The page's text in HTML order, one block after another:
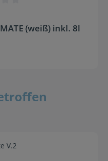
(weiß) inkl. 8l